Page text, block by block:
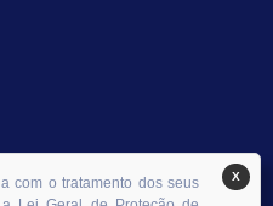
X
com o tratamento dos seus